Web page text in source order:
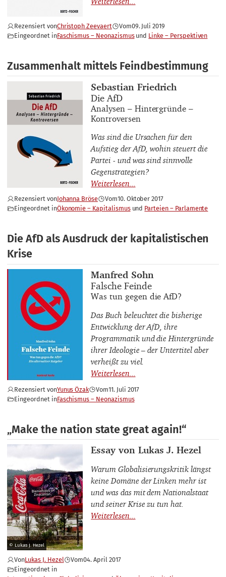
Rezensiert vonChristoph Zeevaert Vom09. Juli 2019
Eingeordnet inFaschismus – Neonazismus Linke – Perspektiven
Zusammenhalt mittels Feindbestimmung
Buchautor_innen
Sebastian Friedrich
Buchtitel
Die AfD
Buchuntertitel
Analysen – Hintergründe –
Kontroversen
Was sind die Ursachen für den
Aufstieg der AfD, wohin steuert die
Partei - und was sind sinnvolle
Gegenstrategien?
Rezensiert vonJohanna Bröse Vom10. Oktober 2017
Eingeordnet inÖkonomie – Kapitalismus Parteien – Parlamente
Die AfD als Ausdruck der kapitalistischen
Krise
Buchautor_innen
Manfred Sohn
Buchtitel
Falsche Feinde
Buchuntertitel
Was tun gegen die AfD?
Das Buch beleuchtet die bisherige
Entwicklung der AfD, ihre
Programmatik und die Hintergründe
ihrer Ideologie – der Untertitel aber
verheißt zu viel.
Rezensiert vonYunus Özak Vom11. Juli 2017
Eingeordnet inFaschismus – Neonazismus
„Make the nation state great again!“
© Lukas J. Hezel
Thema
Essay von Lukas J. Hezel
Warum Globalisierungskritik längst
keine Domäne der Linken mehr ist
und was das mit dem Nationalstaat
und seiner Krise zu tun hat.
VonLukas J. Hezel Vom04. April 2017
Eingeordnet in